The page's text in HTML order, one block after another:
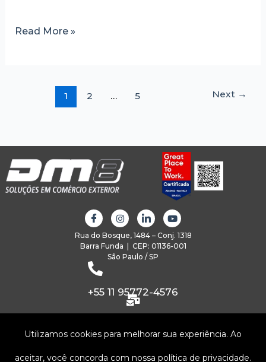
Read More »
1 2 … 5 Next →
Rua do Bosque, 1484 – Conj. 1318
Barra Funda | CEP: 01136-001
São Paulo / SP
+55 11 95772-4576
Utilizamos cookies para melhorar sua experiência. Ao
aceitar, você concorda com nossa política de privacidade.